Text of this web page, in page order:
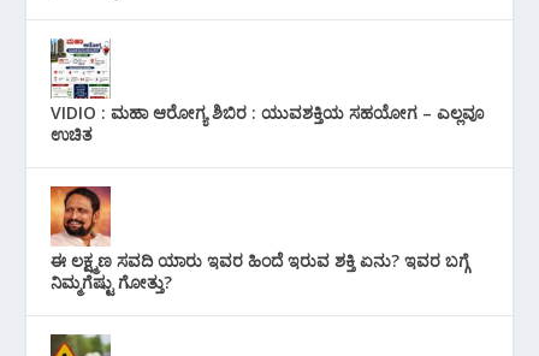
VIDIO : ಮಹಾ ಆರೋಗ್ಯ ಶಿಬಿರ : ಯುವಶಕ್ತಿಯ ಸಹಯೋಗ – ಎಲ್ಲವೂ
ಉಚಿತ
ಈ ಲಕ್ಷ್ಮಣ ಸವದಿ ಯಾರು ಇವರ ಹಿಂದೆ ಇರುವ ಶಕ್ತಿ ಏನು? ಇವರ ಬಗ್ಗೆ
ನಿಮ್ಮಗೆಷ್ಟು ಗೋತ್ತು?